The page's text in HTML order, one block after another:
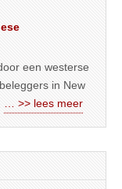
een westerse
in New
… >> lees meer